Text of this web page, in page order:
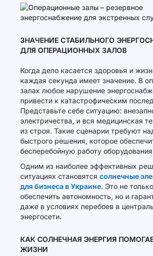
ЗНАЧЕНИЕ СТАБИЛЬНОГО
ДЛЯ ОПЕРАЦИОННЫХ ЗАЛОВ
Когда дело касается здоровья и
каждая секунда имеет значение. В
залах любое нарушение
привести к катастрофическим
Представьте себе ситуацию:
электричества, и вся медицинская
из строя. Такие сценарии требуют
быстрого решения, которое
бесперебойную работу
Одним из наиболее эффективных
ситуациях становятся солнечные
для бизнеса в Украине. Это не
обеспечить автономность, но и
даже в условиях перебоев в
энергосети.
КАК СОЛНЕЧНАЯ ЭНЕРГИЯ
ЖИЗНИ